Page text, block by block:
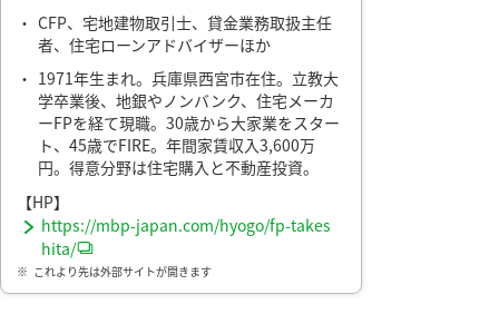
・ CFP、宅地建物取引士、貸金業務取扱主任
者、住宅ローンアドバイザーほか
・ 1971年生まれ。兵庫県西宮市在住。立教大
学卒業後、地銀やノンバンク、住宅メーカ
ーFPを経て現職。30歳から大家業をスター
ト、45歳でFIRE。年間家賃収入3,600万
円。得意分野は住宅購入と不動産投資。
【HP】
https://mbp-japan.com/hyogo/fp-takes
hita/
※ これより先は外部サイトが開きます